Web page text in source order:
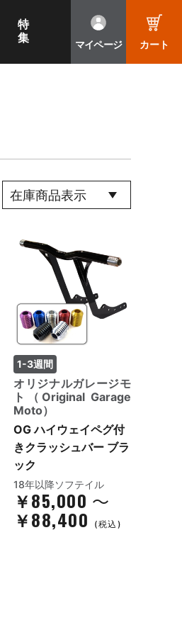
特
集
マイページ カート
1-3週間
オリジナルガレージモ
ト（Original Garage
Moto）
OG ハイウェイペグ付
きクラッシュバー ブラ
ック
18年以降ソフテイル
￥85,000 ～
￥88,400 (税込)